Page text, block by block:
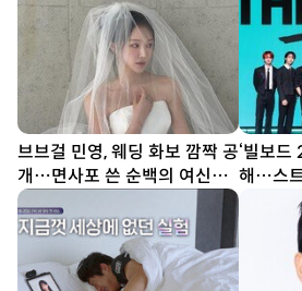
브브걸 민영, 웨딩 화보 깜짝 공
개…면사포 쓴 순백의 여신
[DA★]
‘빌보드
해…스
선다할